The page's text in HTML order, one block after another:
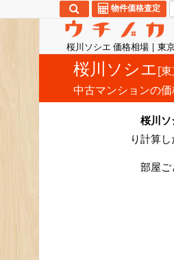
桜川ソシエ 価格相場 | 東
物件価格査定
桜川ソシエ[
中古マンションの
桜川ソ
り計算
部屋ご